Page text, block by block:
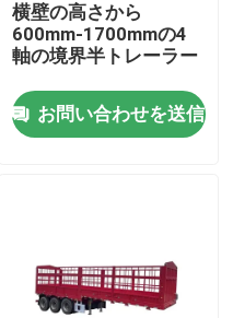
横壁の高さから
600mm-1700mmの4
軸の境界半トレーラー
お問い合わせを送信